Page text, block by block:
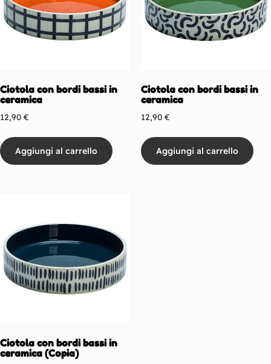
Ciotola con bordi bassi in
ceramica
12,90 €
Aggiungi al carrello
Ciotola con bordi bassi in
ceramica
12,90 €
Aggiungi al carrello
Ciotola con bordi bassi in
ceramica (Copia)